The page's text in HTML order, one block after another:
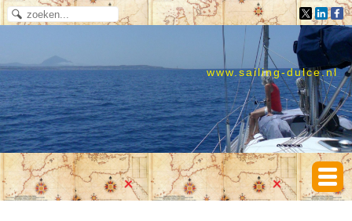
www.sailing-dulce.nl